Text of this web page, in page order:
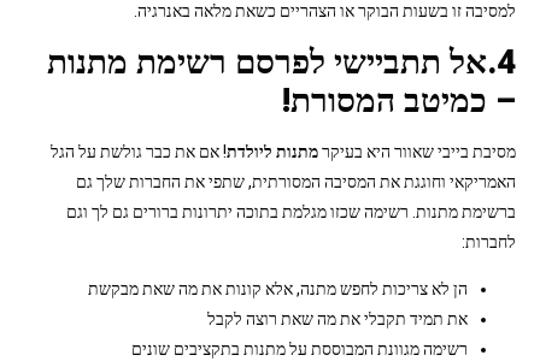
למסיבה זו בשעות הבוקר או הצהריים כשאת מלאה באנרגיה.
4.אל תתביישי לפרסם רשימת מתנות
– כמיטב המסורת!
מסיבת בייבי שאוור היא בעיקרמתנות ליולדת! אם את כבר גולשת על הגל
האמריקאי וחוגגת את המסיבה המסורתית, שתפי את החברות שלך גם
ברשימת מתנות. רשימה שכזו מגלמת בתוכה יתרונות ברורים גם לך וגם
לחברות:
הן לא צריכות לחפש מתנה, אלא קונות את מה שאת מבקשת
את תמיד תקבלי את מה שאת רוצה לקבל
רשימה מגוונת המבוססת על מתנות בתקציבים שונים